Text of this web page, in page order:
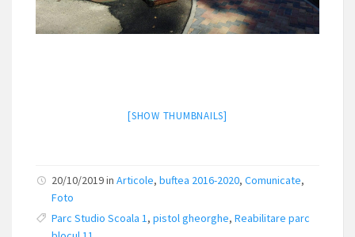
[SHOW THUMBNAILS]
20/10/2019 in Articole, buftea 2016-2020, Comunicate,
Foto
Parc Studio Scoala 1, pistol gheorghe, Reabilitare parc